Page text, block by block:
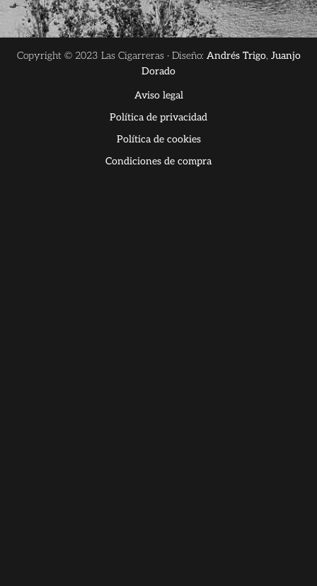
Copyright © 2023 Las Cigarreras · Diseño: Andrés Trigo, Juanjo
Dorado
Aviso legal
Política de privacidad
Política de cookies
Condiciones de compra